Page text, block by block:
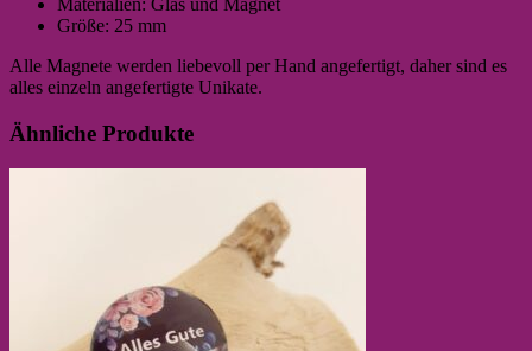
Größe: 25 mm
Alle Magnete werden liebevoll per Hand angefertigt, daher sind es
alles einzeln angefertigte Unikate.
Ähnliche Produkte